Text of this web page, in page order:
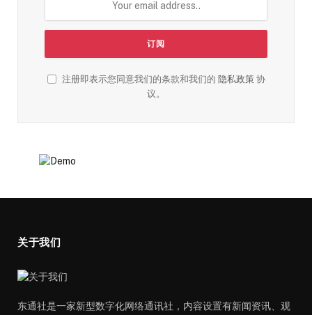
注册即表示您同意我们的条款和我们的 隐私政策协
议。
关于我们
东通社是一家新型数字化网络通讯社，内容设置有新闻资讯、观